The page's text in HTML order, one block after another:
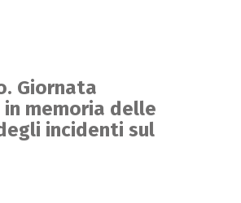
Giornata
in memoria delle
incidenti sul